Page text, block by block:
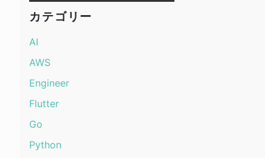
カテゴリー
AI
AWS
Engineer
Flutter
Go
Python